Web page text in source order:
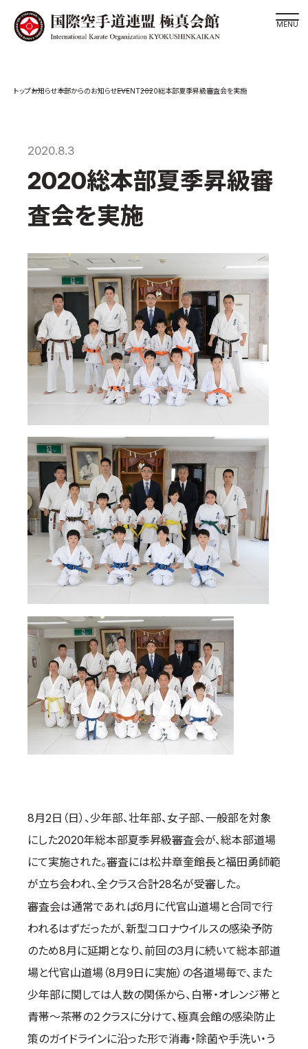
大山倍達総裁 紹介
松井章奎館長 紹介
極真の歴史
極真会館の概要
役員紹介
各委員会紹介
国際空手道連盟について
お知らせ
本部からのお知らせ
支部からのお知らせ
公式大会
公式記録
試合規則
入門のご案内
青少年部・保護者の方へ
一般の部・壮年部の方
会員制度
取材のお申し込み
よくある質問
本サイトについて
プライバシーポリシー
サイトマップ
Language
お知らせ本部からのお知らせEVENT2020総本部夏季昇級審査会を実施
2020.8.3
2020総本部夏季昇級審
査会を実施
8月2日（日）、少年部、壮年部、女子部、一般部を対象
にした2020年総本部夏季昇級審査会が、総本部道場
にて実施された。審査には松井章奎館長と福田勇師範
が立ち会われ、全クラス合計28名が受審した。
審査会は通常であれば6月に代官山道場と合同で行
われるはずだったが、新型コロナウイルスの感染予防
のため8月に延期となり、前回の3月に続いて総本部道
場と代官山道場（8月9日に実施）の各道場毎で、また
少年部に関しては人数の関係から、白帯・オレンジ帯と
青帯～茶帯の２クラスに分けて、極真会館の感染防止
策のガイドラインに沿った形で消毒・除菌や手洗い・う